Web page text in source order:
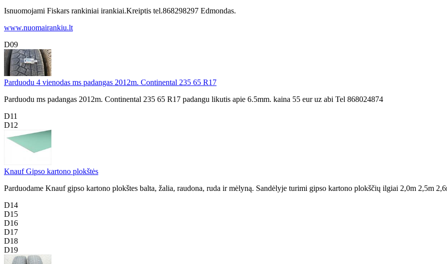
Isnuomojami Fiskars rankiniai irankiai.Kreiptis tel.868298297 Edmondas.
www.nuomairankiu.lt
D09
Parduodu 4 vienodas ms padangas 2012m. Continental 235 65 R17
Parduodu ms padangas 2012m. Continental 235 65 R17 padangu likutis apie 6.5mm. kaina 55 eur uz abi Tel 868024874
D11
D12
Knauf Gipso kartono plokštės
Parduodame Knauf gipso kartono plokštes balta, žalia, raudona, ruda ir mėlyną. Sandėlyje turimi gipso kartono plokščių ilgiai 2,0m 2,5m
D14
D15
D16
D17
D18
D19